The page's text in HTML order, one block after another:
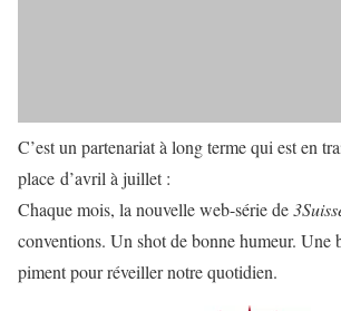
C’est un partenariat à long terme qui est en
place d’avril à juillet :
Chaque mois, la nouvelle web-série de
conventions. Un shot de bonne humeur. Une
piment pour réveiller notre quotidien.